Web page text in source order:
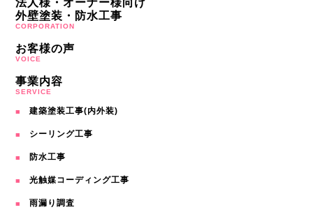
法人様・オーナー様向け
外壁塗装・防水工事
CORPORATION
お客様の声
VOICE
事業内容
SERVICE
建築塗装工事(内外装)
シーリング工事
防水工事
光触媒コーディング工事
雨漏り調査